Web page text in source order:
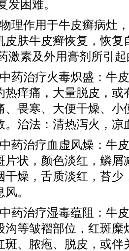
发困难。
作用于牛皮癣病灶，
皮肤牛皮癣恢复，恢复
激素及外用膏剂所引
治疗火毒炽盛：牛皮
热痒痛，大量脱皮，或
、畏寒、大便干燥、小
。治法：清热泻火，凉
治疗血虚风燥：牛皮
片状，颜色淡红，鳞屑
干燥，舌质淡红，苔少
。
治疗湿毒蕴阻：牛皮
沟等皱褶部位，红斑糜
斑、脓疱、脱皮，或伴